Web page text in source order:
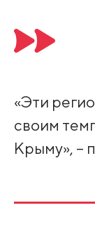
«Эти
своим
Крыму», –